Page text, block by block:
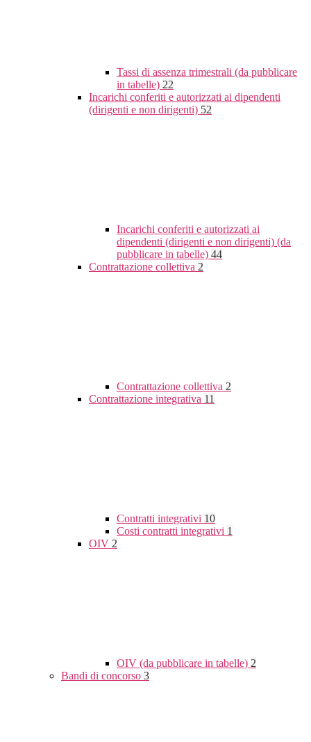
Tassi di assenza trimestrali (da pubblicare
in tabelle) 22
Incarichi conferiti e autorizzati ai dipendenti
(dirigenti e non dirigenti) 52
Incarichi conferiti e autorizzati ai
dipendenti (dirigenti e non dirigenti) (da
pubblicare in tabelle) 44
Contrattazione collettiva 2
Contrattazione collettiva 2
Contrattazione integrativa 11
Contratti integrativi 10
Costi contratti integrativi 1
OIV 2
OIV (da pubblicare in tabelle) 2
Bandi di concorso 3